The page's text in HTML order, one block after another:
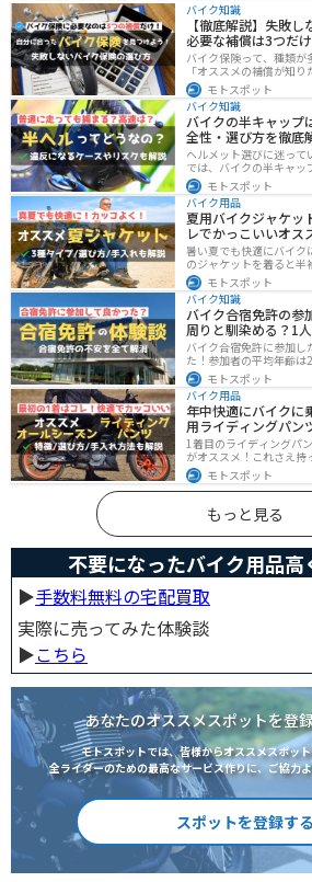
バイク知識
【徹底解説】失敗
必要な補償は3つだけ
バイク保険って、種類が
「オススメの補償が知
い」「自分に合った保険
悩んでいる方向けに、バ
補償について解説します。
モトスポット
バイク知識
バイクの半キャップ
全性・選び方を徹底
ヘルメット選びに迷っ
では、バイクの半キャ
性、選び方を詳しく解説
られていても、状況によ
ので注意が必要です。こ
正しく選ぶヒントが得ら
モトスポット
バイク用品
夏用バイクジャケッ
レでかっこいいオス
暑い夏でも快適にバイク
のジャケットを着ると半
湿性のフルメッシュ素材
デザイン性に優れたテキ
で、カッコよくバイクに
ります。
モトスポット
バイク知識
バイク合宿免許の参
周りと馴染める？1
バイク合宿免許に参加
た！参加者の平均年齢
ど統計情報や人間関係は
きものなど参加する前に
した。
モトスポット
バイク用品
年中快適にバイクに
用ライディングパン
1着目のライディングパ
がオススメ！これさえ
ツーリングできます。快
インに優れたものも多く
イクに乗りたい人は是非
モトスポット
もっと見る
不要になったバイク用品高
▶︎手数料無料の宅配買取
実際に売ってみた体験談
▶︎こちら
あなたのオススメスポットを登
モトスポットでは、皆様からオススメスポッ
全ライダーのための最高なサービス作りに、ご協力
スポットを登録する